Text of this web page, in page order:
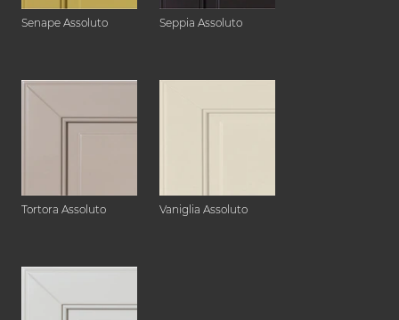
Senape Assoluto Seppia Assoluto
Tortora Assoluto Vaniglia Assoluto